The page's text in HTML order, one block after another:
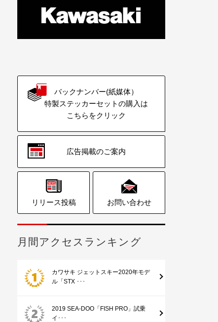
バックナンバー(紙媒体）
特製ステッカーセットの購入は
こちらをクリック
広告掲載のご案内
リリース投稿 お問い合わせ
月間アクセスランキング
カワサキ ジェットスキー2020年モデ
ル「STX ･･･
2019 SEA-DOO「FISH PRO」試乗
イ･･･